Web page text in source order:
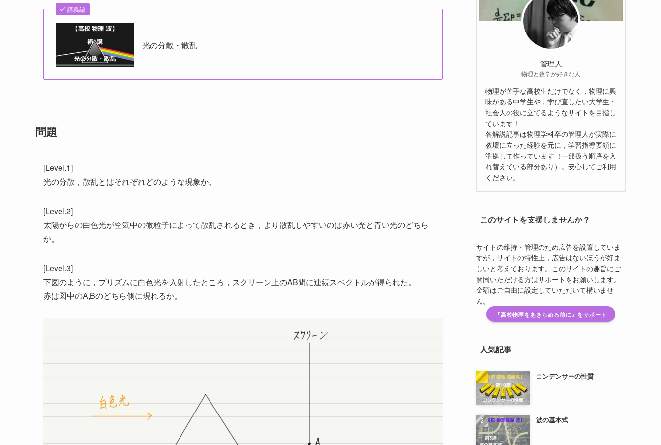
講義編
光の分散・散乱
問題
[Level.1]
光の分散，散乱とはそれぞれどのような現象か。
[Level.2]
太陽からの白色光が空気中の微粒子によって散乱されるとき，より散乱しやすいのは赤い光と青い光のどちら
か。
[Level.3]
下図のように，プリズムに白色光を入射したところ，スクリーン上のAB間に連続スペクトルが得られた。
赤は図中のA,Bのどちら側に現れるか。
管理人
物理と数学が好きな人
物理が苦手な高校生だけでなく，物理に興
味がある中学生や，学び直したい大学生・
社会人の役に立てるようなサイトを目指し
ています！
各解説記事は物理学科卒の管理人が実際に
教壇に立った経験を元に，学習指導要領に
準拠して作っています（一部扱う順序を入
れ替えている部分あり）。安心してご利用
ください。
このサイトを支援しませんか？
サイトの維持・管理のため広告を設置していま
すが，サイトの特性上，広告はないほうが好ま
しいと考えております。このサイトの趣旨にご
賛同いただける方はサポートをお願いします。
金額はご自由に設定していただいて構いませ
ん。
『高校物理をあきらめる前に』をサポート
人気記事
コンデンサーの性質
波の基本式